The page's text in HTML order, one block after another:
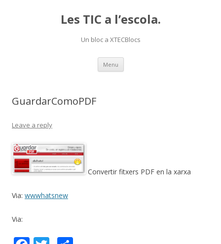
Les TIC a l’escola.
Un bloc a XTECBlocs
Menu Skip
content
GuardarComoPDF
Leave a reply
Convertir fitxers PDF en la xarxa
Via: wwwhatsnew
Via: